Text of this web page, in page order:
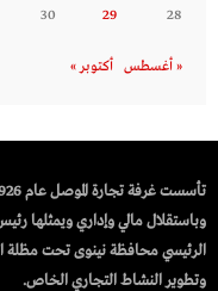
28
29
30
« أغسطس أكتوبر »
وباستقلال مالي وإداري ويمثلها
الرئيسي محافظة نينوى تحت مظلة
وتطوير النشاط التجاري الخاص.